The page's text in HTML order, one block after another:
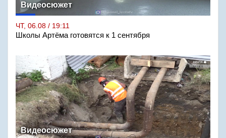
Видеосюжет
ЧТ, 06.08 / 19:11
Школы Артёма готовятся к 1 сентября
Видеосюжет